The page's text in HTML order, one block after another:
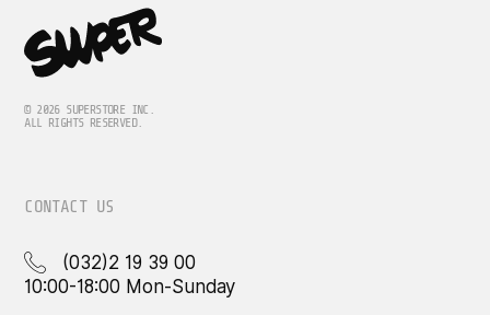
© 2026 SUPERSTORE INC.
ALL RIGHTS RESERVED.
CONTACT US
(032)2 19 39 00
10:00-18:00 Mon-Sunday